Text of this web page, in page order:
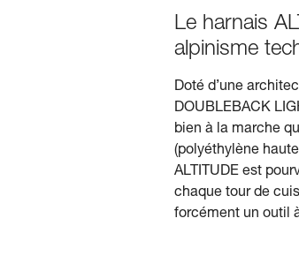
Le harnais
alpinisme
Doté d’une
DOUBLEBACK
bien à la marche
(polyéthylène
ALTITUDE est
chaque tour de
forcément un outil